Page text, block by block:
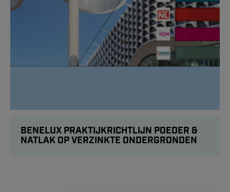
BENELUX PRAKTIJKRICHTLIJN POEDER &
NATLAK OP VERZINKTE ONDERGRONDEN